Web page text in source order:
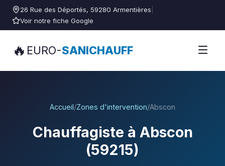
26 Rue des Déportés, 59280 Armentières
Voir notre fiche Google
🔥 EURO-SANICHAUFF
Accueil/Zones d'intervention/Abscon
Chauffagiste à Abscon
(59215)